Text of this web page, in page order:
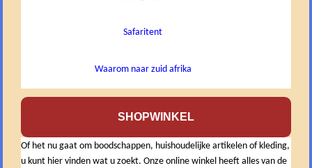
Safaritent
Waarom naar zuid afrika
SHOPWINKEL
Of het nu gaat om boodschappen, huishoudelijke artikelen of kleding,
u kunt hier vinden wat u zoekt. Onze online winkel heeft alles van de